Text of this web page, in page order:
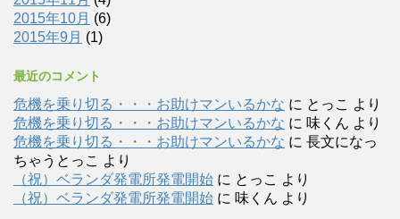
2015年10月 (6)
2015年9月 (1)
最近のコメント
危機を乗り切る・・・お助けマンいるかな に とっこ より
危機を乗り切る・・・お助けマンいるかな に 味くん より
危機を乗り切る・・・お助けマンいるかな に 長文になっ
ちゃうとっこ より
（祝）ベランダ発電所発電開始 に とっこ より
（祝）ベランダ発電所発電開始 に 味くん より